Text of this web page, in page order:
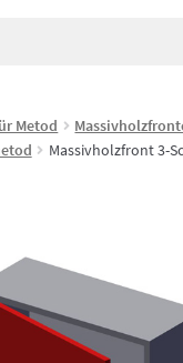
Metod
Massivholzfront 3-